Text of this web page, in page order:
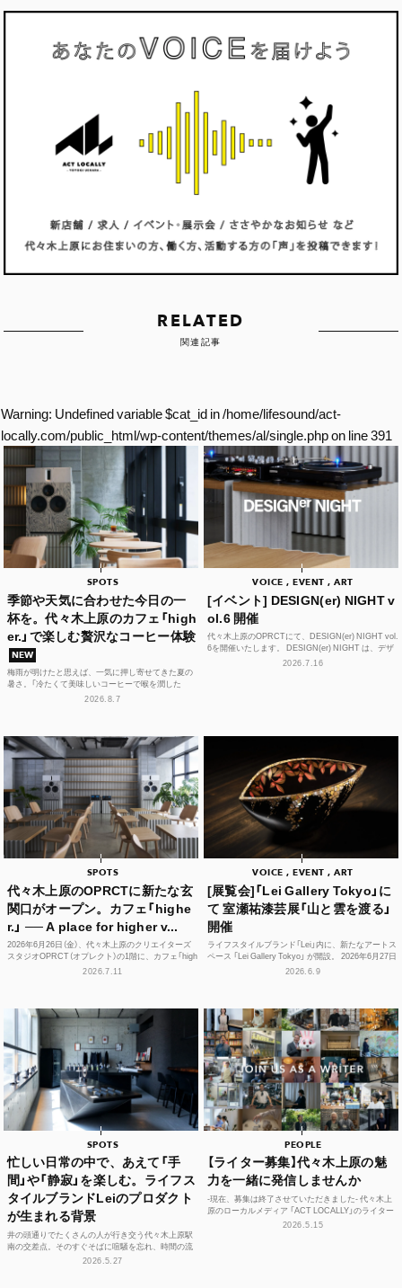
RELATED
関連記事
Warning: Undefined variable $cat_id in/home/lifesound/act-
locally.com/public_html/wp-content/themes/al/single.phpon line391
SPOTS
季節や天気に合わせた今日の一
杯を。代々木上原のカフェ「high
er.」で楽しむ贅沢なコーヒー体験
NEW
梅雨が明けたと思えば、一気に押し寄せてきた夏の
暑さ。「冷たくて美味しいコーヒーで喉を潤した
い！」そんな思いを叶えてくれるカフェが、この夏、
2026.8.7
VOICE , EVENT , ART
[イベント] DESIGN(er) NIGHT v
ol.6 開催
代々木上原のOPRCTにて、DESIGN(er) NIGHT vol.
6を開催いたします。 DESIGN(er) NIGHT は、デザ
イナー、デザインに...2026.7.16
SPOTS
代々木上原のOPRCTに新たな玄
関口がオープン。カフェ「highe
r.」 ── A place for higher v...
2026年6月26日（金）、代々木上原のクリエイターズ
スタジオOPRCT（オプレクト）の1階に、カフェ「high
er.」（ハイアー）がグランドオープンし...
2026.7.11
VOICE , EVENT , ART
[展覧会]「Lei Gallery Tokyo」に
て 室瀬祐漆芸展「山と雲を渡る」
開催
ライフスタイルブランド「Lei」内に、新たなアートス
ペース 「Lei Gallery Tokyo」 が開設。 2026年6月27日
（土）から、初の企画展...2026.6.9
SPOTS
忙しい日常の中で、あえて「手
間」や「静寂」を楽しむ。ライフス
タイルブランドLeiのプロダクト
が生まれる背景
井の頭通りでたくさんの人が行き交う代々木上原駅
南の交差点。そのすぐそばに喧騒を忘れ、時間の流
れや感性をフラットに整えられる空間があります。
2026.5.27
PEOPLE
【ライター募集】代々木上原の魅
力を一緒に発信しませんか
-現在、募集は終了させていただきました- 代々木上
原のローカルメディア 「ACT LOCALLY」のライター
募集！ 世界中にある個性豊かな街に負けない魅...
2026.5.15